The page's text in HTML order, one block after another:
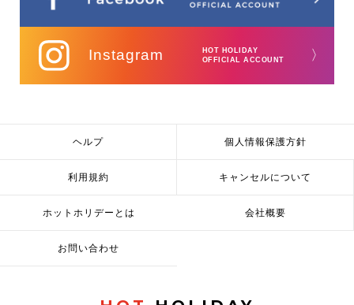
Instagram
HOT HOLIDAY
OFFICIAL ACCOUNT
〉
ヘルプ 個人情報保護方針
利用規約 キャンセルについて
ホットホリデーとは 会社概要
お問い合わせ